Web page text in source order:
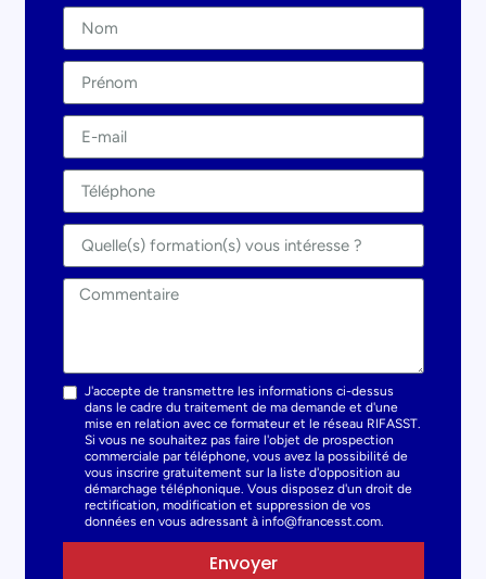
J'accepte de transmettre les informations ci-dessus
dans le cadre du traitement de ma demande et d'une
mise en relation avec ce formateur et le réseau RIFASST.
Si vous ne souhaitez pas faire l'objet de prospection
commerciale par téléphone, vous avez la possibilité de
vous inscrire gratuitement sur la liste d'opposition au
démarchage téléphonique. Vous disposez d'un droit de
rectification, modification et suppression de vos
données en vous adressant à info@francesst.com.
Envoyer